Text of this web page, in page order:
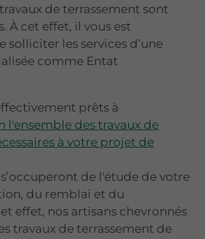
de terrassement sont
À cet effet, il vous est
solliciter les services d’une
comme Entat
prêts à
l'ensemble des travaux de
à votre projet de
s’occuperont de l'étude de votre
du remblai et du
effet, nos artisans chevronnés
travaux de terrassement de